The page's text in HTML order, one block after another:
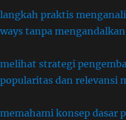
langkah praktis
ways tanpa
melihat strategi
popularitas dan relevansi
memahami konsep dasar